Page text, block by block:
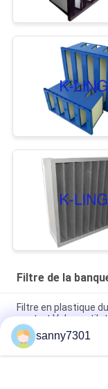
Filtre de la
Filtre en plastique
contrat V de
Cadre en plastique
d'OIN avec le grand
sanny7301